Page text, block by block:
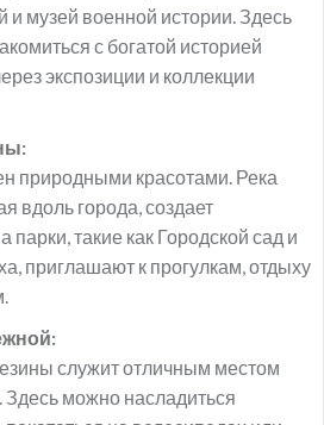
и музей военной истории. Здесь
с богатой историей
экспозиции и коллекции
природными красотами. Река
вдоль города, создает
такие как Городской сад и
приглашают к прогулкам, отдыху
служит отличным местом
Здесь можно насладиться